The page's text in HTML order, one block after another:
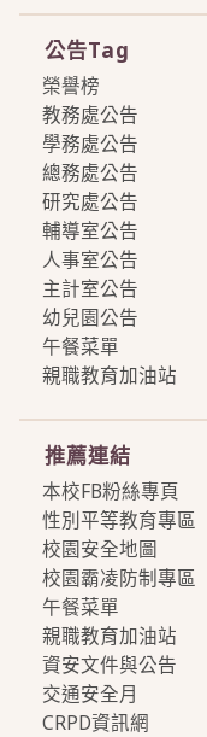
公告Tag
榮譽榜
教務處公告
學務處公告
總務處公告
研究處公告
輔導室公告
人事室公告
主計室公告
幼兒園公告
午餐菜單
親職教育加油站
推薦連結
本校FB粉絲專頁
性別平等教育專區
校園安全地圖
校園霸凌防制專區
午餐菜單
親職教育加油站
資安文件與公告
交通安全月
CRPD資訊網